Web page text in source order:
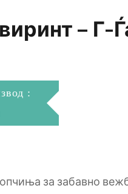
– Г-
:
за забавно